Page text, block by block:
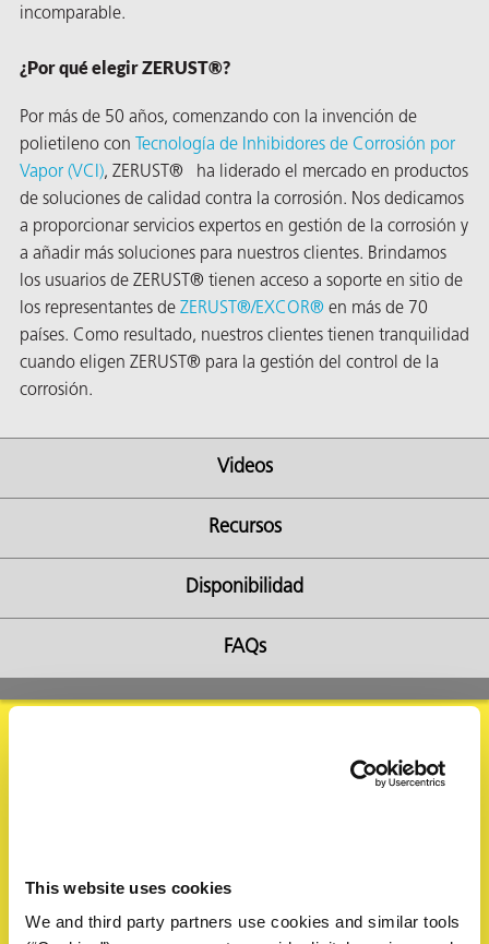
This website uses cookies
We and third party partners use cookies and similar tools
incomparable.
¿Por qué elegir ZERUST®?
Por más de 50 años, comenzando con la invención de
polietileno con Tecnología de Inhibidores de Corrosión por
Vapor (VCI), ZERUST® ha liderado el mercado en productos
de soluciones de calidad contra la corrosión. Nos dedicamos
a proporcionar servicios expertos en gestión de la corrosión y
a añadir más soluciones para nuestros clientes. Brindamos
los usuarios de ZERUST® tienen acceso a soporte en sitio de
los representantes de ZERUST®/EXCOR® en más de 70
países. Como resultado, nuestros clientes tienen tranquilidad
cuando eligen ZERUST® para la gestión del control de la
corrosión.
Videos
Recursos
Disponibilidad
FAQs
solicitud y responderá dentro de 1 día hábil.